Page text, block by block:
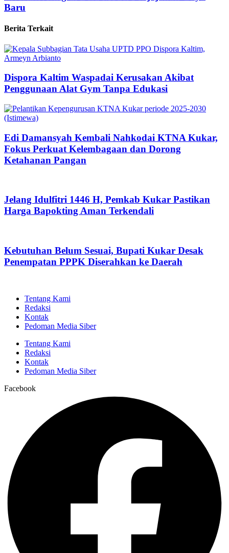
Baru
Berita Terkait
Dispora Kaltim Waspadai Kerusakan Akibat
Penggunaan Alat Gym Tanpa Edukasi
Edi Damansyah Kembali Nahkodai KTNA Kukar,
Fokus Perkuat Kelembagaan dan Dorong
Ketahanan Pangan
Jelang Idulfitri 1446 H, Pemkab Kukar Pastikan
Harga Bapokting Aman Terkendali
Kebutuhan Belum Sesuai, Bupati Kukar Desak
Penempatan PPPK Diserahkan ke Daerah
Tentang Kami
Redaksi
Kontak
Pedoman Media Siber
Tentang Kami
Redaksi
Kontak
Pedoman Media Siber
Facebook